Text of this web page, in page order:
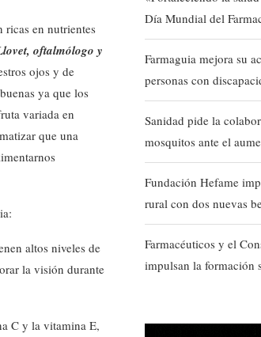
ricas en nutrientes
oftalmólogo y
ojos y de
ya que los
variada en
que una
altos niveles de
la visión durante
C y la vitamina E,
Día Mundial del
Farmaguia mejora su
personas con
Sanidad pide la
mosquitos ante el
Fundación Hefame
rural con dos nuevas
Farmacéuticos y el
impulsan la formación